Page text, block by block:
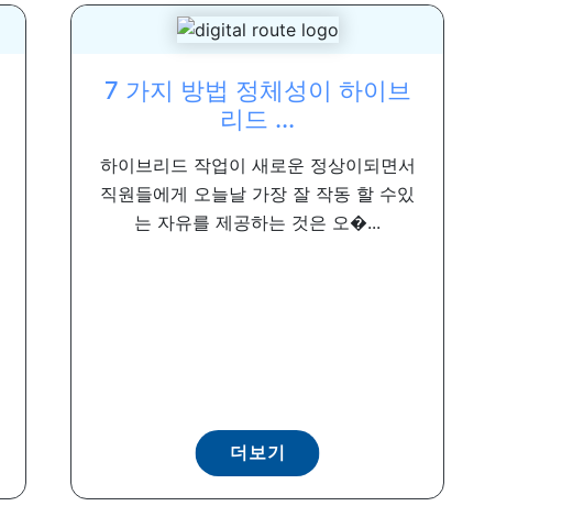
7 가지 방법 정체성이 하이브
리드 ...
하이브리드 작업이 새로운 정상이되면서
직원들에게 오늘날 가장 잘 작동 할 수있
는 자유를 제공하는 것은 오�...
더보기